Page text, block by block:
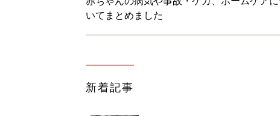
8月5日生まれはこんな人 365日の